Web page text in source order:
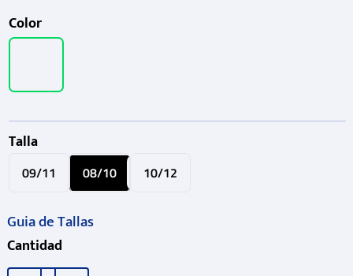
Color
Talla
09/11 08/10 10/12
Guia de Tallas
Cantidad